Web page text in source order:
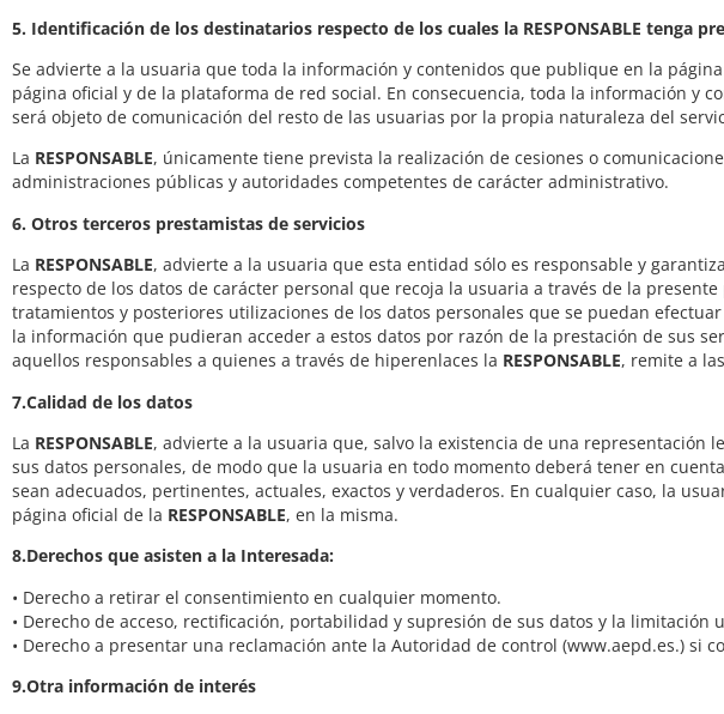
5. Identificación de los destinatarios respecto de los cuales la RESPONSABLE tenga
Se advierte a la usuaria que toda la información y contenidos que publique en la
página oficial y de la plataforma de red social. En consecuencia, toda la información y
será objeto de comunicación del resto de las usuarias por la propia naturaleza del
La RESPONSABLE, únicamente tiene prevista la realización de cesiones o
administraciones públicas y autoridades competentes de carácter administrativo.
6. Otros terceros prestamistas de servicios
La RESPONSABLE, advierte a la usuaria que esta entidad sólo es responsable y
respecto de los datos de carácter personal que recoja la usuaria a través de la
tratamientos y posteriores utilizaciones de los datos personales que se puedan
la información que pudieran acceder a estos datos por razón de la prestación de sus
aquellos responsables a quienes a través de hiperenlaces la RESPONSABLE, remite a
7.Calidad de los datos
La RESPONSABLE, advierte a la usuaria que, salvo la existencia de una
sus datos personales, de modo que la usuaria en todo momento deberá tener en
sean adecuados, pertinentes, actuales, exactos y verdaderos. En cualquier caso, la
página oficial de la RESPONSABLE, en la misma.
8.Derechos que asisten a la Interesada:
• Derecho a retirar el consentimiento en cualquier momento.
• Derecho de acceso, rectificación, portabilidad y supresión de sus datos y la limitación
• Derecho a presentar una reclamación ante la Autoridad de control (www.aepd.es.) si
9.Otra información de interés